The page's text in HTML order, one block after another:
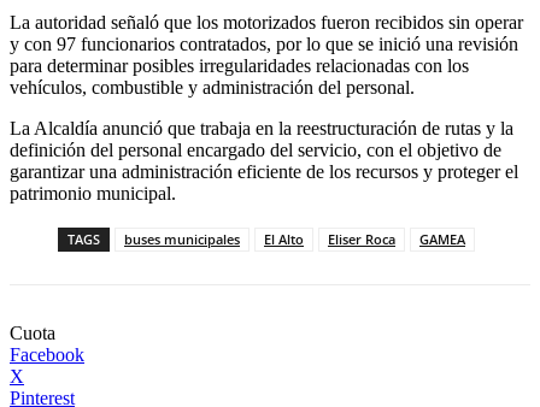
La autoridad señaló que los motorizados fueron recibidos sin operar
y con 97 funcionarios contratados, por lo que se inició una revisión
para determinar posibles irregularidades relacionadas con los
vehículos, combustible y administración del personal.
La Alcaldía anunció que trabaja en la reestructuración de rutas y la
definición del personal encargado del servicio, con el objetivo de
garantizar una administración eficiente de los recursos y proteger el
patrimonio municipal.
TAGS buses municipales El Alto Eliser Roca GAMEA
Cuota
Facebook
X
Pinterest